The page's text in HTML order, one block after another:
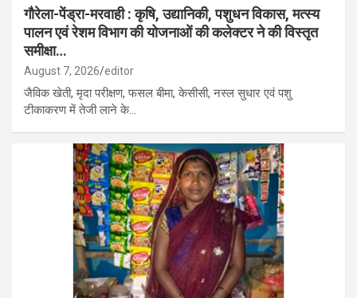
गौरेला-पेंड्रा-मरवाही : कृषि, उद्यानिकी, पशुधन विकास, मत्स्य
पालन एवं रेशम विभाग की योजनाओं की कलेक्टर ने की विस्तृत
समीक्षा…
August 7, 2026 editor
जैविक खेती, मृदा परीक्षण, फसल बीमा, केसीसी, नस्ल सुधार एवं पशु
टीकाकरण में तेजी लाने के…